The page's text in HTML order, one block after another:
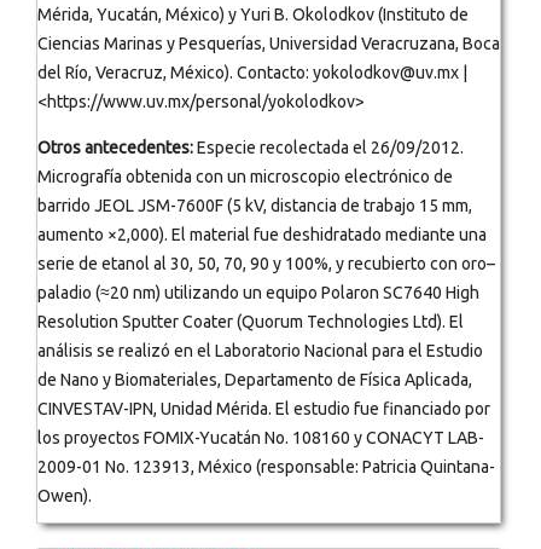
Mérida, Yucatán, México) y Yuri B. Okolodkov (Instituto de
Ciencias Marinas y Pesquerías, Universidad Veracruzana, Boca
del Río, Veracruz, México). Contacto: yokolodkov@uv.mx |
<https://www.uv.mx/personal/yokolodkov>
Otros antecedentes:Especie recolectada el 26/09/2012.
Micrografía obtenida con un microscopio electrónico de
barrido JEOL JSM-7600F (5 kV, distancia de trabajo 15 mm,
aumento ×2,000). El material fue deshidratado mediante una
serie de etanol al 30, 50, 70, 90 y 100%, y recubierto con oro–
paladio (≈20 nm) utilizando un equipo Polaron SC7640 High
Resolution Sputter Coater (Quorum Technologies Ltd). El
análisis se realizó en el Laboratorio Nacional para el Estudio
de Nano y Biomateriales, Departamento de Física Aplicada,
CINVESTAV-IPN, Unidad Mérida. El estudio fue financiado por
los proyectos FOMIX-Yucatán No. 108160 y CONACYT LAB-
2009-01 No. 123913, México (responsable: Patricia Quintana-
Owen).